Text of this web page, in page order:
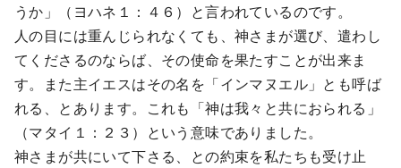
うか」（ヨハネ１：４６）と言われているのです。
人の目には重んじられなくても、神さまが選び、遣わし
てくださるのならば、その使命を果たすことが出来ま
す。また主イエスはその名を「インマヌエル」とも呼ば
れる、とあります。これも「神は我々と共におられる」
（マタイ１：２３）という意味でありました。
神さまが共にいて下さる、との約束を私たちも受け止